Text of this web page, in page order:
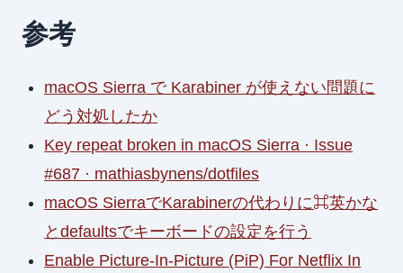
参考
macOS Sierra で Karabiner が使えない問題に
どう対処したか
Key repeat broken in macOS Sierra · Issue
#687 · mathiasbynens/dotfiles
macOS SierraでKarabinerの代わりに⌘英かな
とdefaultsでキーボードの設定を行う
Enable Picture-In-Picture (PiP) For Netflix In